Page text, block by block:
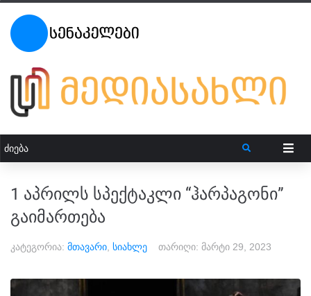
1 აპრილს სპექტაკლი “ჰარპაგონი”
გაიმართება
კატეგორია: მთავარი სიახლე თარიღი: მარტი 29, 2023